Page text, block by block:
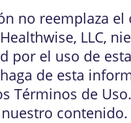
no reemplaza el
LLC,
por el uso de
de esta
Términos de Uso
contenido.